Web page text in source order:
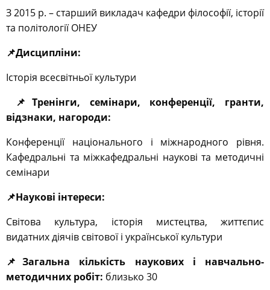
З 2015 р. – старший викладач кафедри філософії, історії
та політології ОНЕУ
📌Дисципліни:
Історія всесвітньої культури
📌Тренінги, семінари, конференції, гранти,
відзнаки, нагороди:
Конференції національного і міжнародного рівня.
Кафедральні та міжкафедральні наукові та методичні
семінари
📌Наукові інтереси:
Світова культура, історія мистецтва, життєпис
видатних діячів світової і української культури
📌Загальна кількість наукових і навчально-
методичних робіт: близько 30